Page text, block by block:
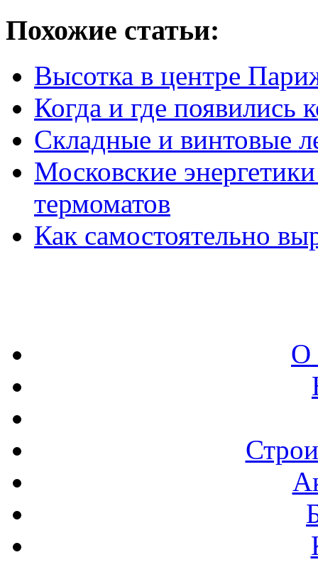
Похожие статьи:
Высотка в центре
Когда и где появились
Складные и винтовые
Московские
термоматов
Как самостоятельно
О